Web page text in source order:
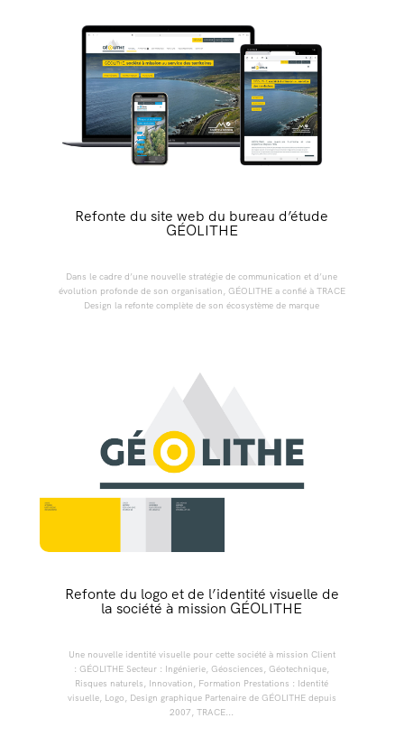
Refonte du site web du bureau d’étude
GÉOLITHE
Dans le cadre d’une nouvelle stratégie de communication et d’une
évolution profonde de son organisation, GÉOLITHE a confié à TRACE
Design la refonte complète de son écosystème de marque
Refonte du logo et de l’identité visuelle de
la société à mission GÉOLITHE
Une nouvelle identité visuelle pour cette société à mission Client
: GÉOLITHE Secteur : Ingénierie, Géosciences, Géotechnique,
Risques naturels, Innovation, Formation Prestations : Identité
visuelle, Logo, Design graphique Partenaire de GÉOLITHE depuis
2007, TRACE...